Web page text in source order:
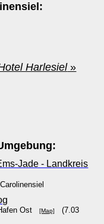
Harlesiel»
Jade - Landkreis
Hafen Ost[Map]
(7.03